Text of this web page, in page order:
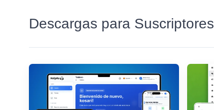
Descargas para Suscriptores